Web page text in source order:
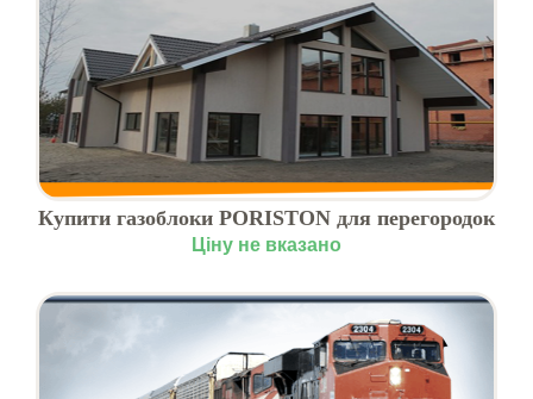
Купити газоблоки PORISTON для перегородок
Ціну не вказано